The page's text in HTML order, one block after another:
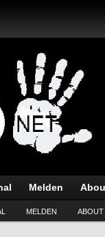
Melden
MELDEN ABOUT